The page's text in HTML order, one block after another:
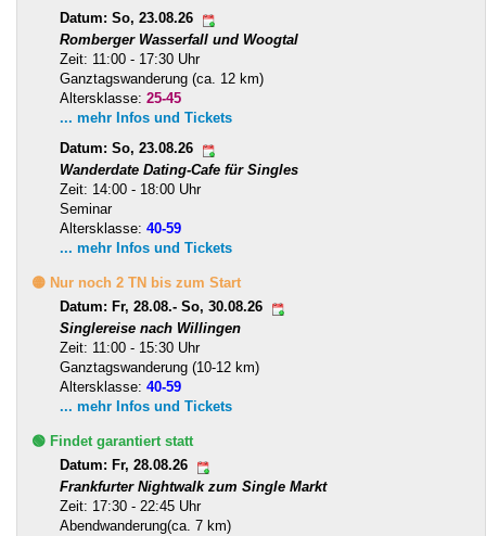
Datum: So, 23.08.26
Romberger Wasserfall und Woogtal
Zeit: 11:00 - 17:30 Uhr
Ganztagswanderung (ca. 12 km)
Altersklasse: 25-45
... mehr Infos und Tickets
Datum: So, 23.08.26
Wanderdate Dating-Cafe für Singles
Zeit: 14:00 - 18:00 Uhr
Seminar
Altersklasse: 40-59
... mehr Infos und Tickets
🟡 Nur noch 2 TN bis zum Start
Datum: Fr, 28.08.- So, 30.08.26
Singlereise nach Willingen
Zeit: 11:00 - 15:30 Uhr
Ganztagswanderung (10-12 km)
Altersklasse: 40-59
... mehr Infos und Tickets
🟢 Findet garantiert statt
Datum: Fr, 28.08.26
Frankfurter Nightwalk zum Single Markt
Zeit: 17:30 - 22:45 Uhr
Abendwanderung(ca. 7 km)